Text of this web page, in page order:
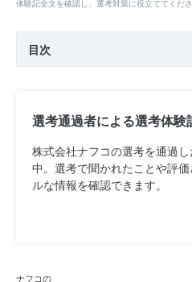
体験記全文を確認し、選考対策に役立ててくださ
目次
選考通過者による選考体験
株式会社ナフコの選考を通過
中。選考で聞かれたことや評
ルな情報を確認できます。
ナフコの